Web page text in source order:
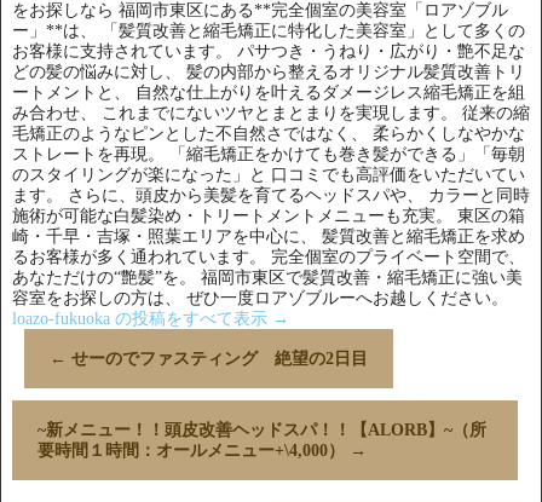
をお探しなら 福岡市東区にある**完全個室の美容室「ロアゾブル
ー」**は、 「髪質改善と縮毛矯正に特化した美容室」として多くの
お客様に支持されています。 パサつき・うねり・広がり・艶不足な
どの髪の悩みに対し、 髪の内部から整えるオリジナル髪質改善トリ
ートメントと、 自然な仕上がりを叶えるダメージレス縮毛矯正を組
み合わせ、 これまでにないツヤとまとまりを実現します。 従来の縮
毛矯正のようなピンとした不自然さではなく、 柔らかくしなやかな
ストレートを再現。 「縮毛矯正をかけても巻き髪ができる」「毎朝
のスタイリングが楽になった」と 口コミでも高評価をいただいてい
ます。 さらに、頭皮から美髪を育てるヘッドスパや、 カラーと同時
施術が可能な白髪染め・トリートメントメニューも充実。 東区の箱
崎・千早・吉塚・照葉エリアを中心に、 髪質改善と縮毛矯正を求め
るお客様が多く通われています。 完全個室のプライベート空間で、
あなただけの“艶髪”を。 福岡市東区で髪質改善・縮毛矯正に強い美
容室をお探しの方は、 ぜひ一度ロアゾブルーへお越しください。
loazo-fukuoka の投稿をすべて表示 →
← せーのでファスティング 絶望の2日目
~新メニュー！！頭皮改善ヘッドスパ！！【ALORB】~（所
要時間１時間：オールメニュー+\4,000）
→